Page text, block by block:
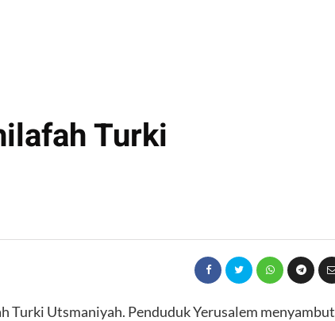
Turki
Turki Utsmaniyah. Penduduk Yerusalem menyambut